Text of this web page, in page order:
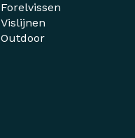
Forelvissen
Vislijnen
Outdoor